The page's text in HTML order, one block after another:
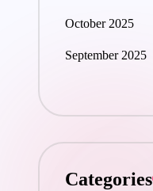
October 2025
September 2025
Categories